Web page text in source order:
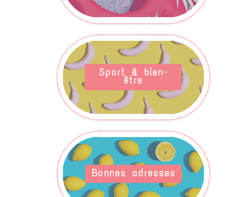
Sport & bien-
être
Bonnes adresses